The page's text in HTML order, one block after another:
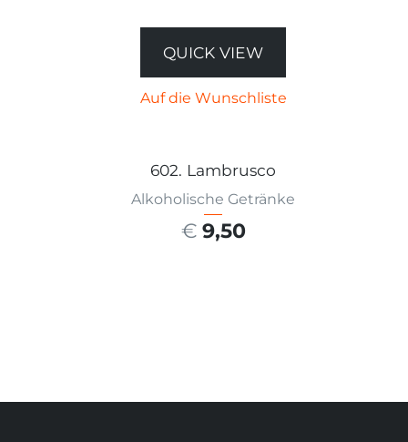
QUICK VIEW
Auf die Wunschliste
602. Lambrusco
Alkoholische Getränke
€ 9,50